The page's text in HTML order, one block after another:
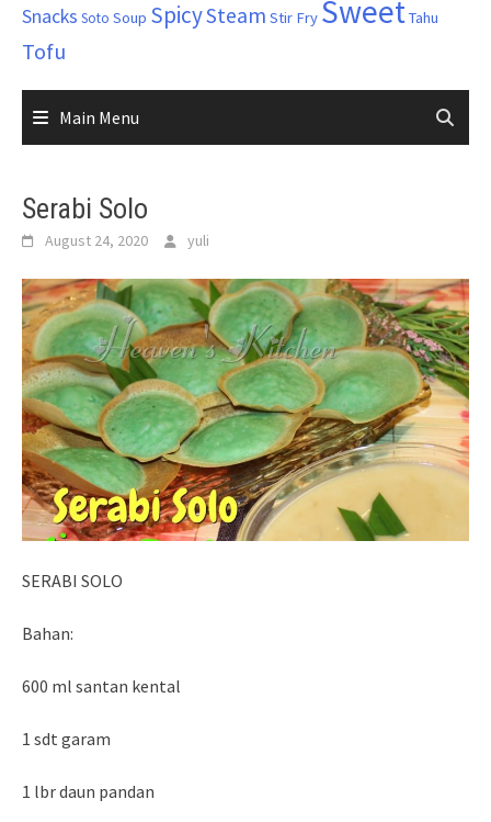
Snacks Soto Soup SpicySteam Stir Fry SweetTahu
Tofu
Main Menu
Serabi Solo
August 24, 2020 yuli
SERABI SOLO
Bahan:
600 ml santan kental
1 sdt garam
1 lbr daun pandan